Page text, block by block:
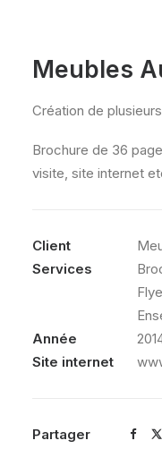
Meubles
Création de
Brochure de 36
visite, site internet
Client
Services
Année
Site internet
Partager